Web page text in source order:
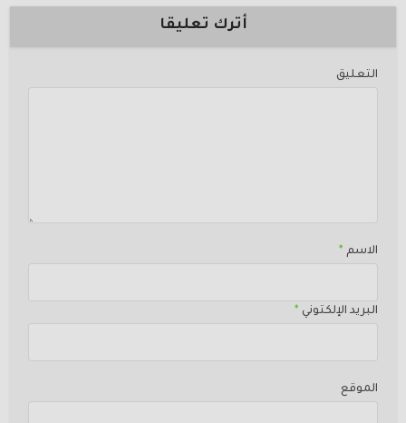
أترك تعليقا
التعليق
الاسم *
البريد الإلكتوني *
الموقع